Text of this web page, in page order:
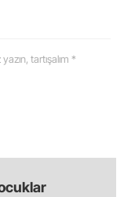
tartışalım *